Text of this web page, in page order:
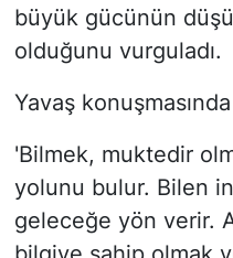
büyük gücünün
olduğunu vurguladı.
Yavaş
'Bilmek, muktedir
yolunu bulur. Bilen
geleceğe yön verir.